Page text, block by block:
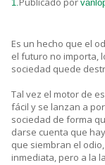
1.
Es un hecho que el
el futuro no importa,
sociedad quede
Tal vez el motor de
fácil y se lanzan a
sociedad de forma
darse cuenta que
que siembran el
inmediata, pero a la